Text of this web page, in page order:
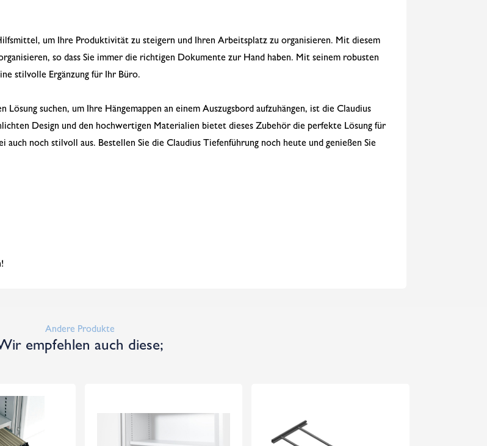
um Ihre Produktivität zu steigern und Ihren Arbeitsplatz zu organisieren. Mit diesem
so dass Sie immer die richtigen Dokumente zur Hand haben. Mit seinem robusten
stilvolle Ergänzung für Ihr Büro.
suchen, um Ihre Hängemappen an einem Auszugsbord aufzuhängen, ist die Claudius
Design und den hochwertigen Materialien bietet dieses Zubehör die perfekte Lösung für
noch stilvoll aus. Bestellen Sie die Claudius Tiefenführung noch heute und genießen Sie
Andere Produkte
empfehlen auch diese;